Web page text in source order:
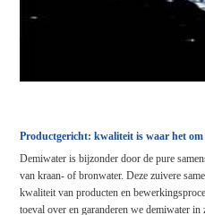
Productgericht: kwaliteit is waar het
Demiwater is bijzonder door de pure
van kraan- of bronwater. Deze zuivere
kwaliteit van producten en
toeval over en garanderen we demiwater